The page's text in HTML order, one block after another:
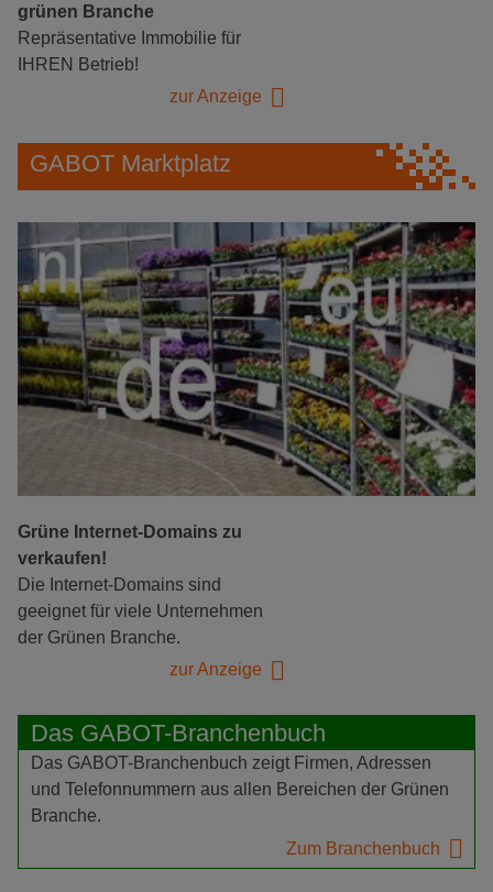
grünen Branche
Repräsentative Immobilie für
IHREN Betrieb!
zur Anzeige
GABOT Marktplatz
Grüne Internet-Domains zu
verkaufen!
Die Internet-Domains sind
geeignet für viele Unternehmen
der Grünen Branche.
zur Anzeige
Das GABOT-Branchenbuch
Das GABOT-Branchenbuch zeigt Firmen, Adressen
und Telefonnummern aus allen Bereichen der Grünen
Branche.
Zum Branchenbuch